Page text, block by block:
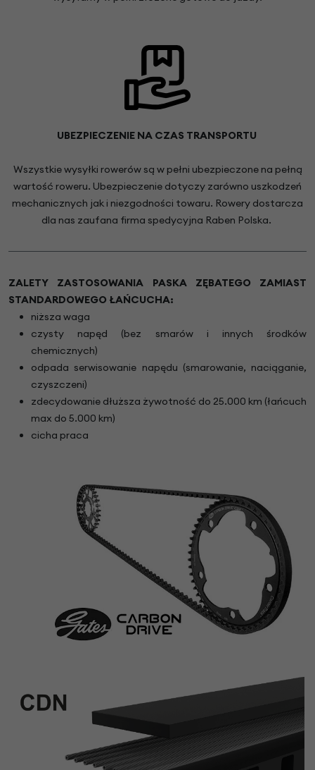
UBEZPIECZENIE NA CZAS TRANSPORTU
Wszystkie wysyłki rowerów są w pełni ubezpieczone na pełną
wartość roweru. Ubezpieczenie dotyczy zarówno uszkodzeń
mechanicznych jak i niezgodności towaru. Rowery dostarcza
dla nas zaufana firma spedycyjna Raben Polska.
ZALETY ZASTOSOWANIA PASKA ZĘBATEGO ZAMIAST
STANDARDOWEGO ŁAŃCUCHA:
niższa waga
czysty napęd (bez smarów i innych środków
chemicznych)
odpada serwisowanie napędu (smarowanie, naciąganie,
czyszczeni)
zdecydowanie dłuższa żywotność do 25.000 km (łańcuch
max do 5.000 km)
cicha praca